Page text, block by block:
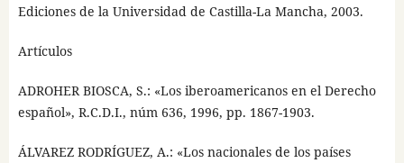
Ediciones de la Universidad de Castilla-La Mancha, 2003.
Artículos
ADROHER BIOSCA, S.: «Los iberoamericanos en el Derecho
español», R.C.D.I., núm 636, 1996, pp. 1867-1903.
ÁLVAREZ RODRÍGUEZ, A.: «Los nacionales de los países